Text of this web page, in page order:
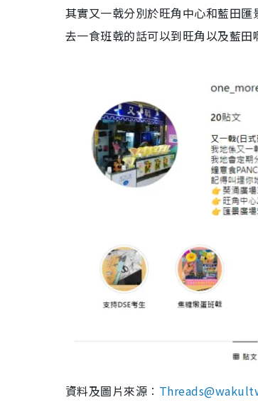
其實又一戟分別於旺角中心和藍田
去一食班戟的話可以到旺角以及藍田
資料及圖片來源︰